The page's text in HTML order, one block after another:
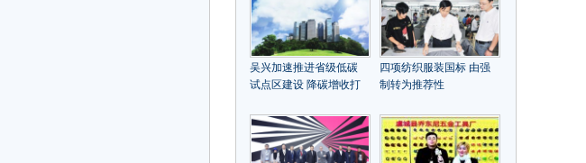
吴兴加速推进省级低碳
试点区建设 降碳增收打
四项纺织服装国标 由强
制转为推荐性